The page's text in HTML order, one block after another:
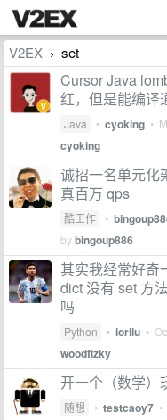
V2EX › set
Cursor Java
红，但是能编译
Java • cyoking •
cyoking
诚招一名单元化
真百万 qps
酷工作 •
bybingoup886
其实我经常好奇
dict 没有 set 方
吗
Python • iorilu •
woodfizky
开一个（数学）
随想 • testcaoy7 •